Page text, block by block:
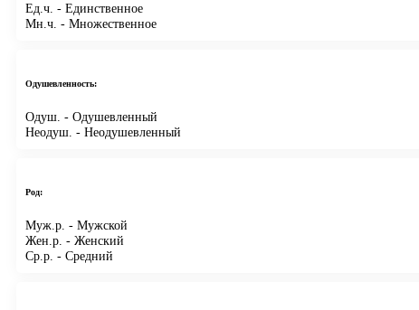
Ед.ч. - Единственное
Мн.ч. - Множественное
Одушевленность:
Одуш. - Одушевленный
Неодуш. - Неодушевленный
Род:
Муж.р. - Мужской
Жен.р. - Женский
Ср.р. - Средний